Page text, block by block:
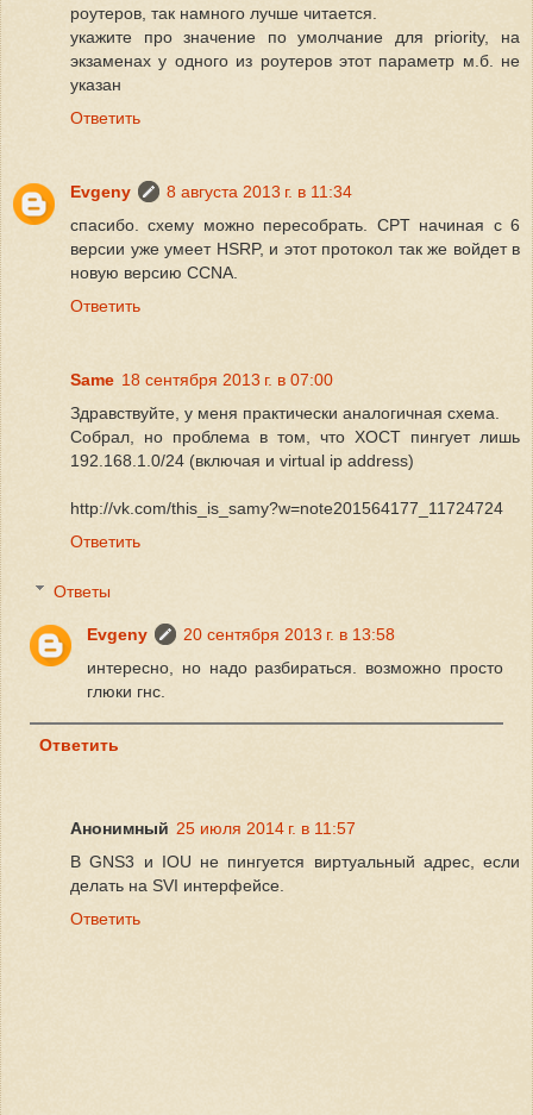
роутеров, так намного лучше читается.
укажите про значение по умолчание для priority, на
экзаменах у одного из роутеров этот параметр м.б. не
указан
Ответить
Evgeny
8 августа 2013 г. в 11:34
спасибо. схему можно пересобрать. CPT начиная с 6
версии уже умеет HSRP, и этот протокол так же войдет в
новую версию CCNA.
Ответить
Same 18 сентября 2013 г. в 07:00
Здравствуйте, у меня практически аналогичная схема.
Собрал, но проблема в том, что ХОСТ пингует лишь
192.168.1.0/24 (включая и virtual ip address)
http://vk.com/this_is_samy?w=note201564177_11724724
Ответить
Ответы
Evgeny
20 сентября 2013 г. в 13:58
интересно, но надо разбираться. возможно просто
глюки гнс.
Ответить
Анонимный 25 июля 2014 г. в 11:57
В GNS3 и IOU не пингуется виртуальный адрес, если
делать на SVI интерфейсе.
Ответить